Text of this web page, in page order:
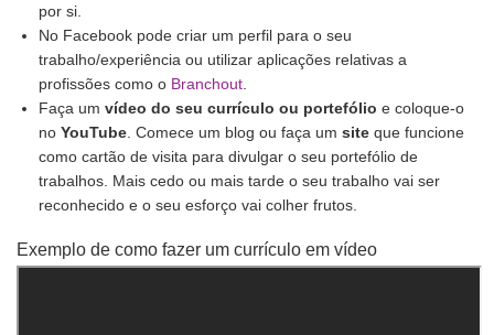
por si.
No Facebook pode criar um perfil para o seu
trabalho/experiência ou utilizar aplicações relativas a
profissões como o Branchout
Faça um vídeo do seu currículo ou portefólio e coloque-o
no YouTube . Comece um blog ou faça um site que funcione
como cartão de visita para divulgar o seu portefólio de
trabalhos. Mais cedo ou mais tarde o seu trabalho vai ser
reconhecido e o seu esforço vai colher frutos.
Exemplo de como fazer um currículo em vídeo